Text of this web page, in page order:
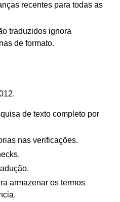
recentes para todas as
traduzidos ignora
de formato.
de texto completo por
nas verificações.
armazenar os termos